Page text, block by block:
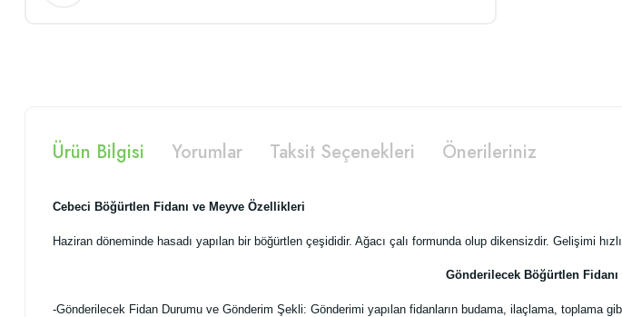
Ürün Bilgisi Yorumlar Taksit Seçenekleri Önerileriniz
Cebeci Böğürtlen Fidanı ve Meyve Özellikleri
Haziran döneminde hasadı yapılan bir böğürtlen çeşididir. Ağacı çalı formunda olup dikensizdir. Gelişimi
Gönderilecek Böğürtlen
-Gönderilecek Fidan Durumu ve Gönderim Şekli: Gönderimi yapılan fidanların budama, ilaçlama, toplama